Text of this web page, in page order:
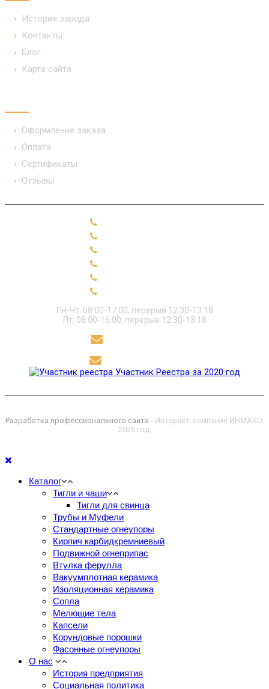
История завода
Контакты
Блог
Карта сайта
Оформление заказа
Оплата
Сертификаты
Отзывы
Пн-Чт: 08:00-17:00, перерыв 12:30-13:18
Пт: 08:00-16:00, перерыв 12:30-13:18
Участник Реестра за 2020 год
Разработка профессионального сайта - Интернет-компания ИНМАКО.
2026 год.
Каталог
Тигли и чаши
Тигли для свинца
Трубы и Муфели
Стандартные огнеупоры
Кирпич карбидкремниевый
Подвижной огнеприпас
Втулка ферулла
Вакуумплотная керамика
Изоляционная керамика
Сопла
Мелющие тела
Капсели
Корундовые порошки
Фасонные огнеупоры
О нас
История предприятия
Социальная политика